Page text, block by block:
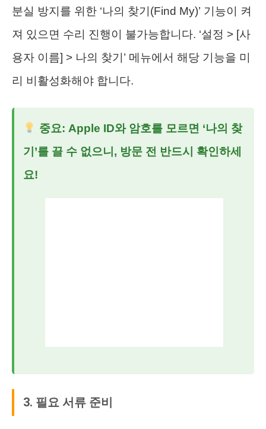
분실 방지를 위한 ‘나의 찾기(Find My)’ 기능이 켜
져 있으면 수리 진행이 불가능합니다. ‘설정 > [사
용자 이름] > 나의 찾기’ 메뉴에서 해당 기능을 미
리 비활성화해야 합니다.
중요: Apple ID와 암호를 모르면 ‘나의 찾
기’를 끌 수 없으니, 방문 전 반드시 확인하세
요!
3. 필요 서류 준비